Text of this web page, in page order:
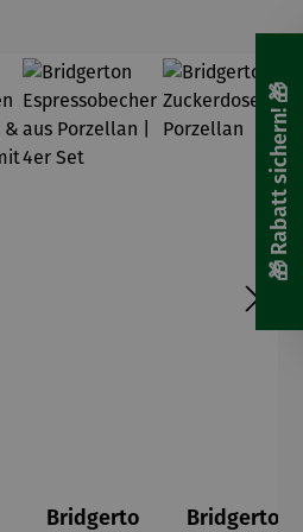
Bridgerto
Bridgerto
🎁 Rabatt sichern! 🎁